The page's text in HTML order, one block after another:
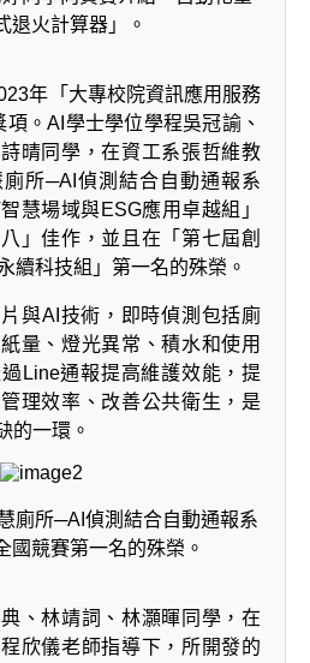
退火計算器」。
年「大專校院資訊應用服務
。AI學士學位學程吳冠諭、
晴同學，在資工系張哲維教
所─AI偵測結合自動通報系
慧場域與ESG應用卓越組」
」佳作，並且在「第七屆創
續科技組」第一名的殊榮。
與AI技術，即時偵測包括廁
量、燈光異常、積水和使用
Line通報提高維護效能，提
理效率、改善公共衛生，是
的一環。
廁所─AI偵測結合自動通報系
國競賽第一名的殊榮。
、林靖詞、林灝暉同學，在
欣儀老師指導下，所開發的